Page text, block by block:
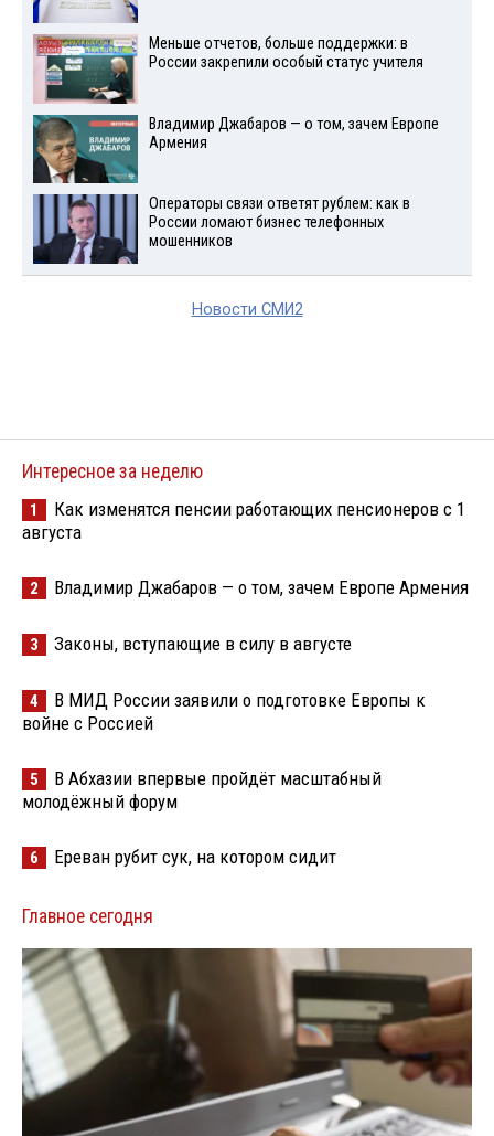
Меньше отчетов, больше поддержки: в
России закрепили особый статус учителя
Владимир Джабаров — о том, зачем Европе
Армения
Операторы связи ответят рублем: как в
России ломают бизнес телефонных
мошенников
Новости СМИ2
Интересное за неделю
1
Как изменятся пенсии работающих пенсионеров с 1
августа
2 Владимир Джабаров — о том, зачем Европе Армения
3 Законы, вступающие в силу в августе
4
В МИД России заявили о подготовке Европы к
войне с Россией
5
В Абхазии впервые пройдёт масштабный
молодёжный форум
6 Ереван рубит сук, на котором сидит
Главное сегодня